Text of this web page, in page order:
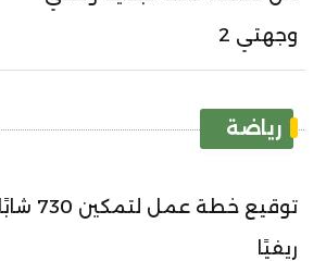
وجهتي 2
رياضة
توقيع خطة عمل لتمكين 730 شابًا
ريفيًا